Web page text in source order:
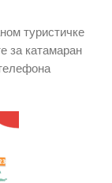
туристичке
за катамаран